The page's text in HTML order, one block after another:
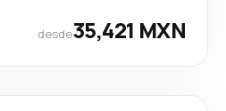
desde35,421 MXN